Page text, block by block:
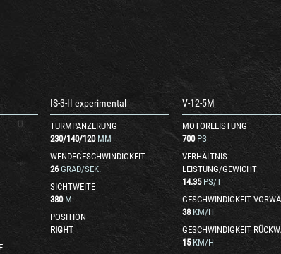
IS-3-II experimental
TURMPANZERUNG
230/140/120 MM
WENDEGESCHWINDIGKEIT
26 GRAD/SEK.
SICHTWEITE
380 M
POSITION
RIGHT
V-12-5M
MOTORLEISTUNG
700 PS
VERHÄLTNIS
LEISTUNG/GEWICHT
14.35 PS/T
GESCHWINDIGKEIT
38 KM/H
GESCHWINDIGKEIT
15 KM/H